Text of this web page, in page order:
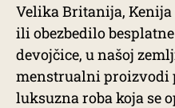
Velika Britanija,
ili obezbedilo
devojčice, u našoj
menstrualni proizvodi
luksuzna roba koja se